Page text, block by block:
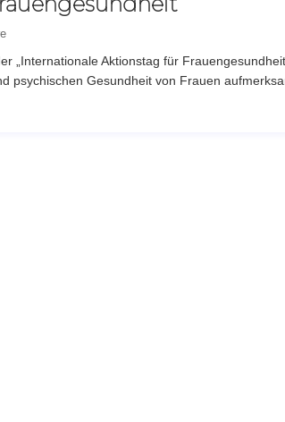
„Internationale Aktionstag für
psychischen Gesundheit von Frauen